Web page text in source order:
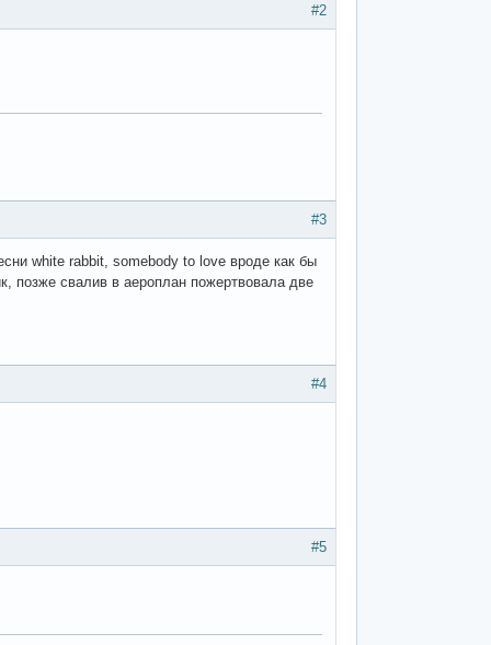
#2
#3
white rabbit, somebody to love вроде как бы
позже свалив в аероплан пожертвовала две
#4
#5